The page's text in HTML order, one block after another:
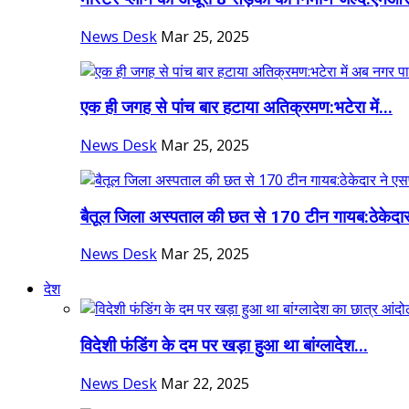
News Desk Mar 25, 2025
एक ही जगह से पांच बार हटाया अतिक्रमण:भटेरा में...
News Desk Mar 25, 2025
बैतूल जिला अस्पताल की छत से 170 टीन
News Desk Mar 25, 2025
देश
विदेशी फंडिंग के दम पर खड़ा हुआ था बांग्लादेश...
News Desk Mar 22, 2025